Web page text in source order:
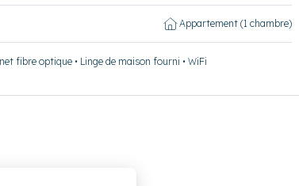
Appartement (1 chambre)
fibre optique • Linge de maison fourni • WiFi